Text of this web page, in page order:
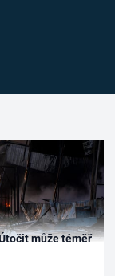
může téměř